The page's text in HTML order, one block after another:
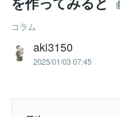
コラム
aki3150
2025/01/03 07:45